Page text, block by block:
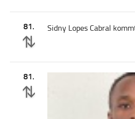
81. Sidny Lopes Cabral
81.